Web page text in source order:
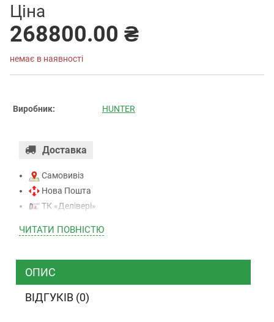
Ціна
268800.00 ₴
немає в наявності
Виробник: HUNTER
Доставка
Самовивіз
Нова Пошта
ТК «Делівері»
ТК “Justin”
ТК ”УкрПошта”
ЧИТАТИ ПОВНIСТЮ
ОПИС
ВІДГУКІВ (0)